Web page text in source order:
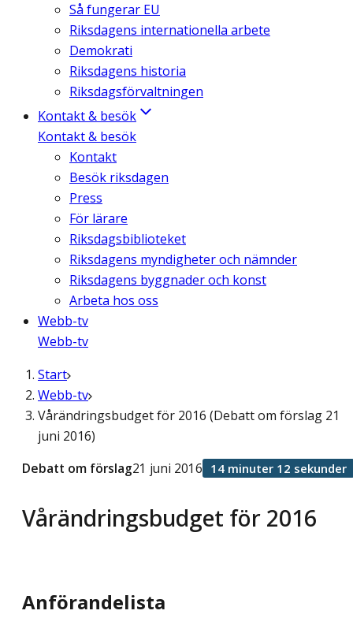
Så fungerar EU
Riksdagens internationella arbete
Demokrati
Riksdagens historia
Riksdagsförvaltningen
Kontakt & besök
Kontakt & besök
Kontakt
Besök riksdagen
Press
För lärare
Riksdagsbiblioteket
Riksdagens myndigheter och nämnder
Riksdagens byggnader och konst
Arbeta hos oss
Webb-tv
Webb-tv
Start
Webb-tv
Vårändringsbudget för 2016 (Debatt om förslag 21
juni 2016)
Vårändringsbudget för 2016
Debatt om förslag21 juni 2016 14 minuter 12 sekunder
Anförandelista